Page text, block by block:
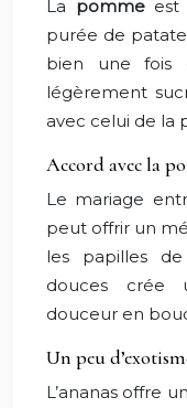
La pommeest
purée de
bien une fois
légèrement
avec celui de la
Accord avec la
Le mariage
peut offrir un
les papilles
douces crée
douceur en
Un peu
L’ananas offre